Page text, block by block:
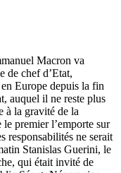
Macron va
de chef d’Etat,
Europe depuis la fin
auquel il ne reste plus
à la gravité de la
premier l’emporte sur
responsabilités ne serait
Stanislas Guerini, le
qui était invité de